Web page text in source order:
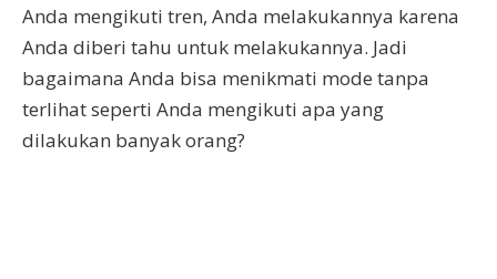
Anda mengikuti tren, Anda melakukannya karena
Anda diberi tahu untuk melakukannya. Jadi
bagaimana Anda bisa menikmati mode tanpa
terlihat seperti Anda mengikuti apa yang
dilakukan banyak orang?